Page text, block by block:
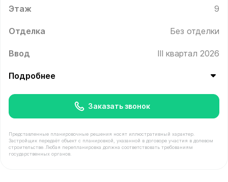
Этаж 9
Отделка Без отделки
Ввод III квартал 2026
Подробнее
Заказать звонок
Представленные планировочные решения носят иллюстративный характер.
Застройщик передаёт объект с планировкой, указанной в договоре участия в долевом
строительстве. Любая перепланировка должна соответствовать требованиям
государственных органов.